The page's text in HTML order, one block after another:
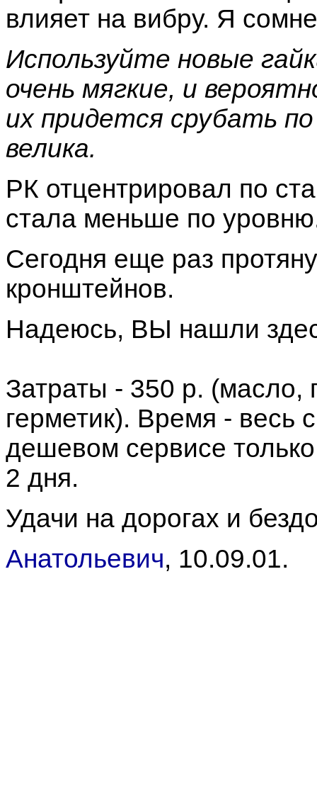
влияет на вибру. Я
Используйте новые
очень мягкие, и
их придется срубать
велика.
РК отцентрировал по
стала меньше по
Сегодня еще раз
кронштейнов.
Надеюсь, ВЫ нашли
Затраты - 350 р. (масло,
герметик). Время - весь
дешевом сервисе
2 дня.
Удачи на дорогах и
Анатольевич, 10.09.01.